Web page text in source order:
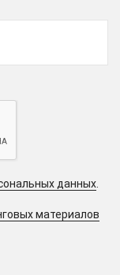
данных.
материалов